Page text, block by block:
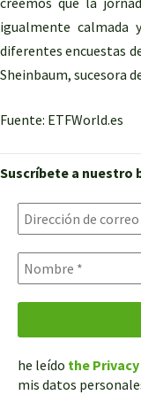
igualmente
diferentes encuestas
Sheinbaum, sucesora
Fuente: ETFWorld.es
Suscríbete a nuestro
he leído the
mis datos